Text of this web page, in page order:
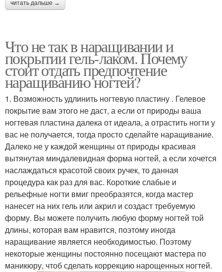
читать дальше →
Что не так в наращивании и
покрытии гель-лаком. Почему
стоит отдать предпочтение
наращиванию ногтей?
1. Возможность удлинить ногтевую пластину . Гелевое
покрытие вам этого не даст, а если от природы ваша
ногтевая пластина далека от идеала, а отрастить ногти у
вас не получается, тогда просто сделайте наращивание.
Далеко не у каждой женщины от природы красивая
вытянутая миндалевидная форма ногтей, а если хочется
наслаждаться красотой своих ручек, то данная
процедура как раз для вас. Короткие слабые и
рельефные ногти вмиг преобразятся, когда мастер
нанесет на них гель или акрил и создаст требуемую
форму. Вы можете получить любую форму ногтей той
длины, которая вам нравится, поэтому иногда
наращивание является необходимостью. Поэтому
некоторые женщины постоянно посещают мастера по
маникюру, чтоб сделать коррекцию нарощенных ногтей.